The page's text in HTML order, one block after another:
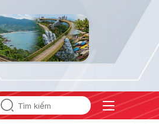
#Căng thẳng Trung Đông #An